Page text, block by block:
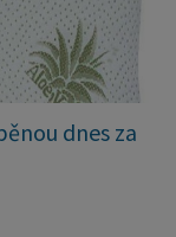
dnes za